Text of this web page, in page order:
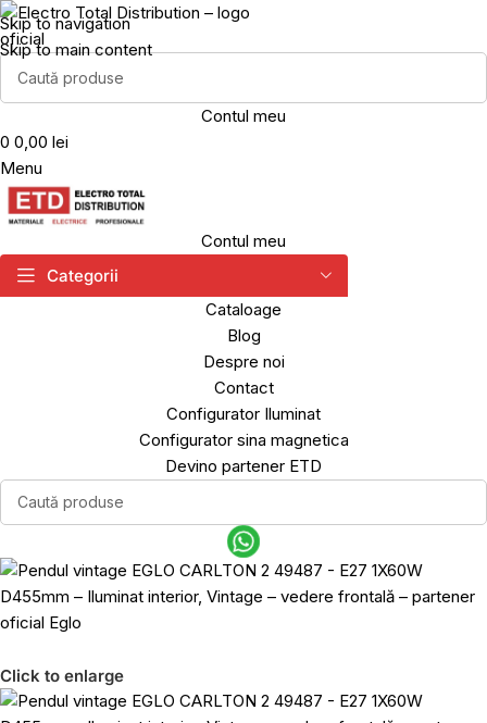
Skip to navigation
Skip to main content
Contul meu
0 0,00 lei
Menu
Contul meu
Categorii
Cataloage
Blog
Despre noi
Contact
Configurator Iluminat
Configurator sina magnetica
Devino partener ETD
Click to enlarge